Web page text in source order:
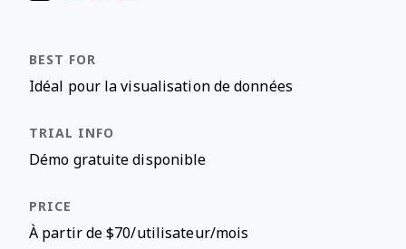
Idéal pour la visualisation de données
Démo gratuite disponible
À partir de $70/utilisateur/mois